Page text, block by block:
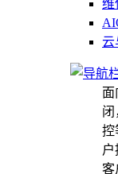
维
云
面
闭
控
客